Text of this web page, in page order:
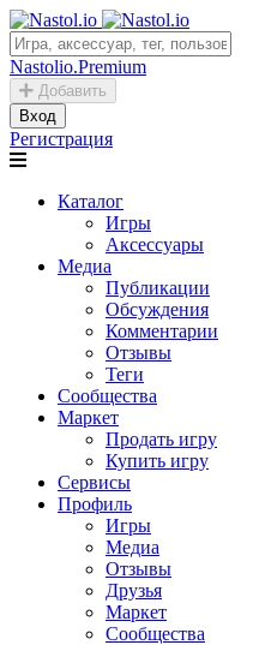
Nastolio.Premium
Добавить
Вход
Регистрация
Каталог
Игры
Аксессуары
Медиа
Публикации
Обсуждения
Комментарии
Отзывы
Теги
Сообщества
Маркет
Продать игру
Купить игру
Сервисы
Профиль
Игры
Медиа
Отзывы
Друзья
Маркет
Сообщества